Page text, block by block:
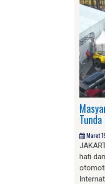
Maret
hati